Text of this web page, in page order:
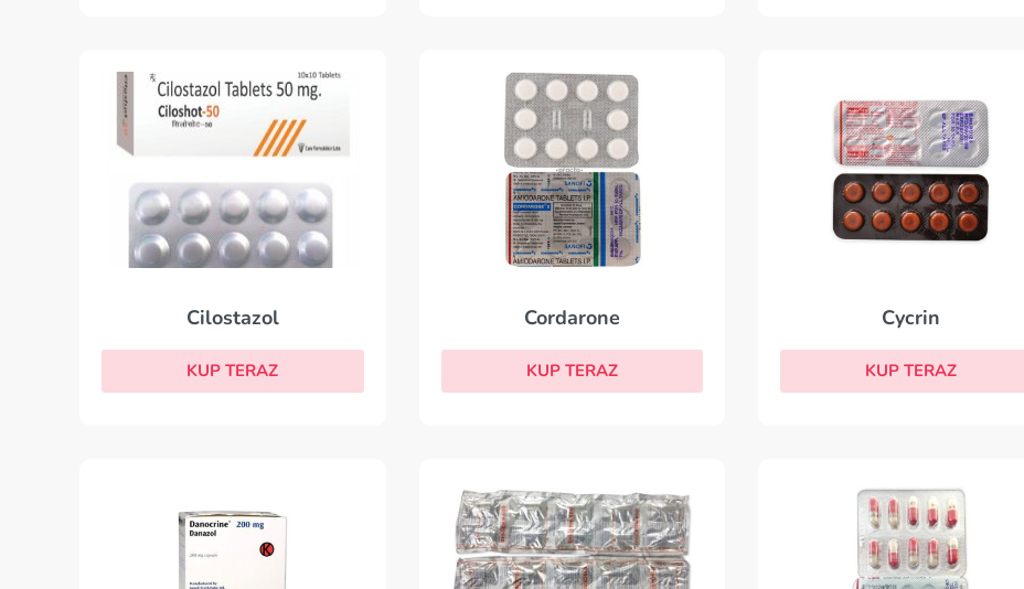
Cilostazol
KUP TERAZ
Cordarone
KUP TERAZ
Cycrin
KUP TERAZ